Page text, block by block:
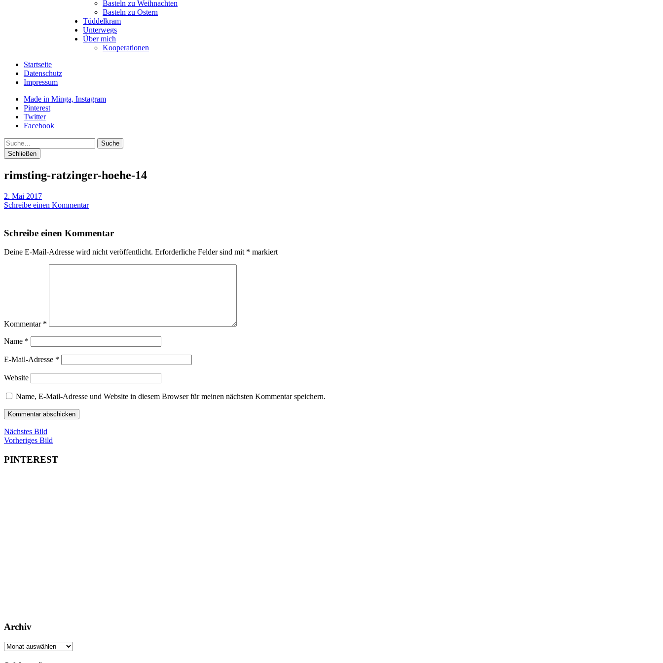
Basteln zu Weihnachten
Basteln zu Ostern
Tüddelkram
Unterwegs
Über mich
Kooperationen
Startseite
Datenschutz
Impressum
Made in Minga, Instagram
Pinterest
Twitter
Facebook
Suche
Schließen
rimsting-ratzinger-hoehe-14
2. Mai 2017
Schreibe einen Kommentar
Schreibe einen Kommentar
Deine E-Mail-Adresse wird nicht veröffentlicht. Erforderliche Felder sind mit * markiert
Kommentar *
Name *
E-Mail-Adresse *
Website
Name, E-Mail-Adresse und Website in diesem Browser für meinen nächsten Kommentar speichern.
Nächstes Bild
Vorheriges Bild
PINTEREST
Archiv
Archiv